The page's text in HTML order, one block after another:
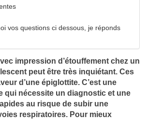
vos questions ci dessous, je réponds
impression d’étouffement chez un
peut être très inquiétant. Ces
d’une épiglottite. C’est une
qui nécessite un diagnostic et une
au risque de subir une
respiratoires. Pour mieux